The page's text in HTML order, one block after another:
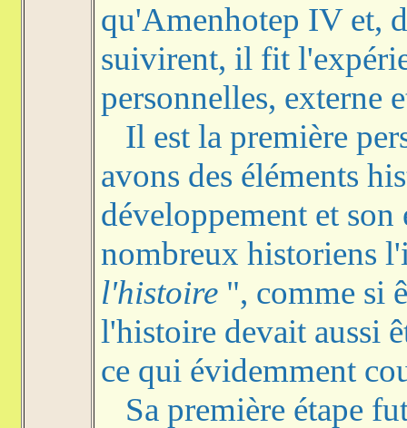
qu'Amenhotep IV et,
suivirent, il fit
personnelles, externe
Il est la première
avons des éléments
développement et
nombreux historiens
l'histoire", comme si
l'histoire devait aussi
ce qui évidemment
Sa première étape